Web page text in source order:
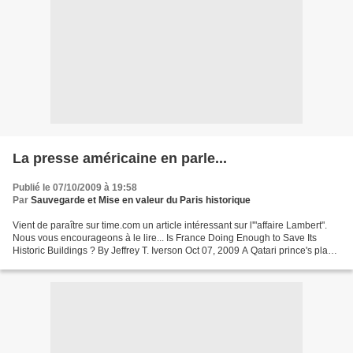
La presse américaine en parle...
Publié le 07/10/2009 à 19:58
Par Sauvegarde et Mise en valeur du Paris historique
Vient de paraître sur time.com un article intéressant sur l'"affaire Lambert".
Nous vous encourageons à le lire... Is France Doing Enough to Save Its
Historic Buildings ? By Jeffrey T. Iverson Oct 07, 2009 A Qatari prince's plan